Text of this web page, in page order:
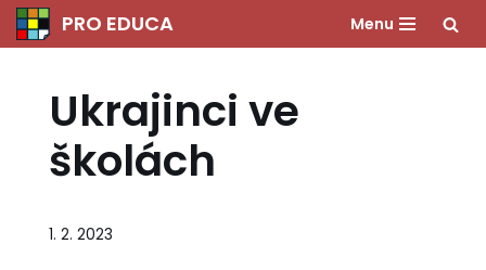
obsah
PRO EDUCA Menu
Ukrajinci ve
školách
1. 2. 2023